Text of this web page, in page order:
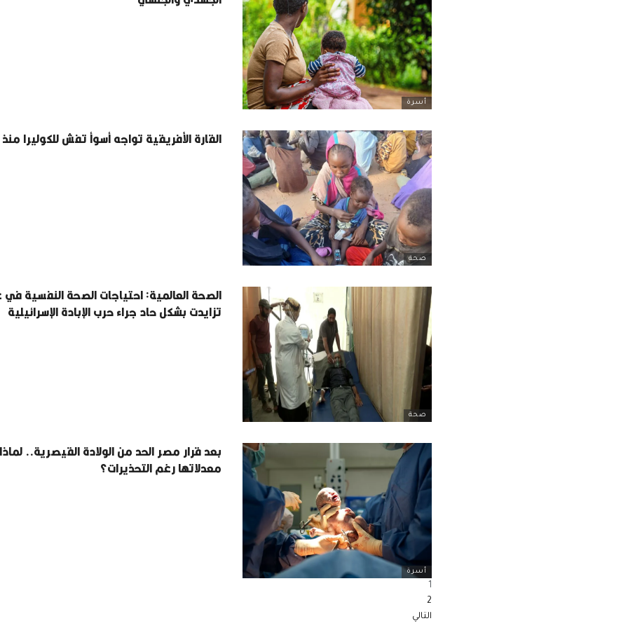
أسرة
صحة
القارة الأفريقية تواجه أسوأ تفش للكوليرا منذ 25
صحة
الصحة العالمية: احتياجات الصحة النفسية
تزايدت بشكل حاد جراء حرب الإبادة الإسرائيلية
أسرة
بعد قرار مصر الحد من الولادة القيصرية..
معدلاتها رغم التحذيرات؟
1
2
التالي